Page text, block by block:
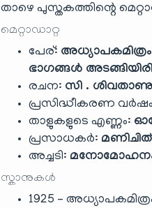
താഴെ പുസ്തകത്തിന്റെ
മെറ്റാഡാറ്റ
പേര്:
ഭാഗങ്ങൾ
രചന: സി .
പ്രസിദ്ധീകരണ
താളുകളുടെ എണ്ണം:
പ്രസാധകർ:
അച്ചടി: മനോമോഹനം
സ്കാനുകൾ
1925 –